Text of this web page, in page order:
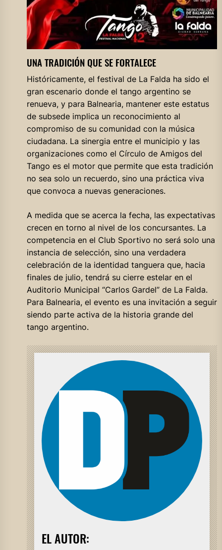
UNA TRADICIÓN QUE SE FORTALECE
Históricamente, el festival de La Falda ha sido el
gran escenario donde el tango argentino se
renueva, y para Balnearia, mantener este estatus
de subsede implica un reconocimiento al
compromiso de su comunidad con la música
ciudadana. La sinergia entre el municipio y las
organizaciones como el Círculo de Amigos del
Tango es el motor que permite que esta tradición
no sea solo un recuerdo, sino una práctica viva
que convoca a nuevas generaciones.
A medida que se acerca la fecha, las expectativas
crecen en torno al nivel de los concursantes. La
competencia en el Club Sportivo no será solo una
instancia de selección, sino una verdadera
celebración de la identidad tanguera que, hacia
finales de julio, tendrá su cierre estelar en el
Auditorio Municipal “Carlos Gardel” de La Falda.
Para Balnearia, el evento es una invitación a seguir
siendo parte activa de la historia grande del
tango argentino.
EL AUTOR: